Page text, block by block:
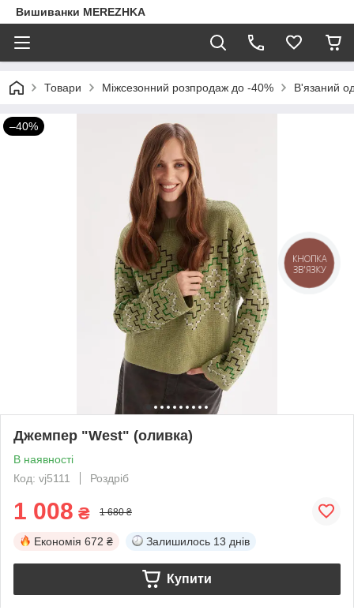
Вишиванки MEREZHKA
Товари Міжсезонний розпродаж до -40% В'язаний
–40%
Джемпер "West" (оливка)
В наявності
Код: vj5111
Роздріб
1 008 ₴ 1 680 ₴
Економія 672 ₴ Залишилось 13 днів
Купити
КНОПКА
ЗВ'ЯЗКУ